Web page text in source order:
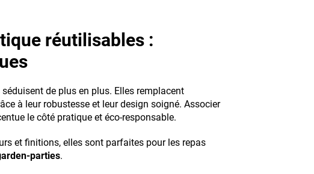
réutilisables :
séduisent de plus en plus. Elles remplacent
à leur robustesse et leur design soigné. Associer
le côté pratique et éco-responsable.
et finitions, elles sont parfaites pour les repas
parties.